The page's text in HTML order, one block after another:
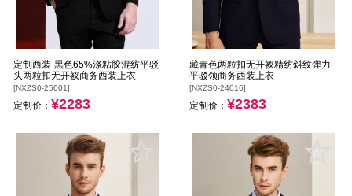
定制西装-黑色65%涤粘胶混纺平驳
头两粒扣无开衩商务西装上衣
[NXZS0-25001]
定制价： ¥2283
藏青色两粒扣无开衩精纺斜纹弹力
平驳领商务西装上衣
[NXZS0-24016]
定制价： ¥2383